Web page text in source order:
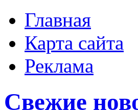
Главная
Карта сайта
Реклама
Свежие